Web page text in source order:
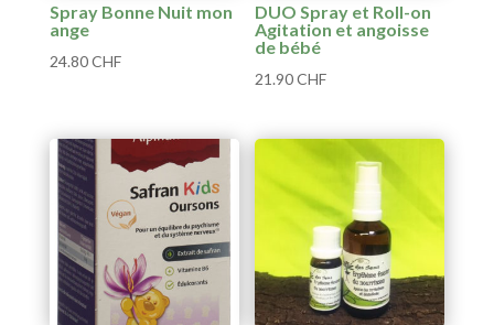
Spray Bonne Nuit mon
ange
24.80CHF
DUO Spray et Roll-on
Agitation et angoisse
de bébé
21.90CHF